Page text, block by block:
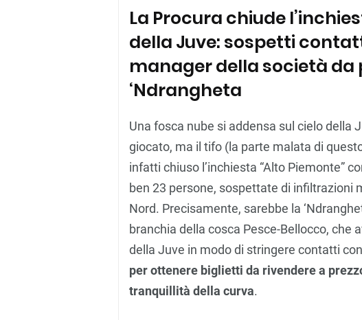
La Procura chiude
della Juve: sospetti
manager della società da
‘Ndrangheta
Una fosca nube si addensa sul cielo della
giocato, ma il tifo (la parte malata di
infatti chiuso l’inchiesta “Alto Piemonte”
ben 23 persone, sospettate di infiltrazioni
Nord. Precisamente, sarebbe la
branchia della cosca Pesce-Bellocco, che
della Juve in modo di stringere contatti
per ottenere biglietti da rivendere a
tranquillità della curva.